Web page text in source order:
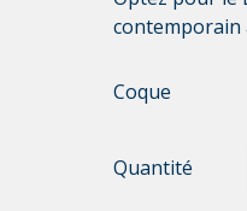
contemporain
Coque
Quantité